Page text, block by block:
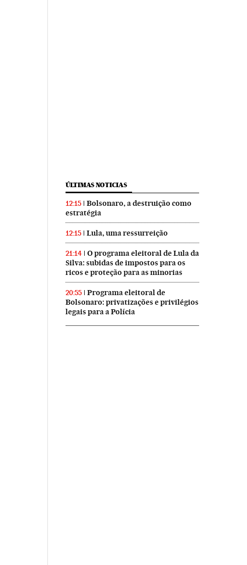
ÚLTIMAS NOTICIAS
12:15
Bolsonaro, a destruição como
estratégia
12:15 Lula, uma ressurreição
21:14
O programa eleitoral de Lula da
Silva: subidas de impostos para os
ricos e proteção para as minorias
20:55
Programa eleitoral de
Bolsonaro: privatizações e privilégios
legais para a Polícia